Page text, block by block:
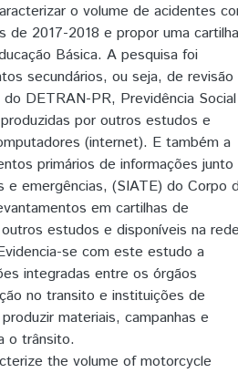
o volume de acidentes
de 2017-2018 e propor uma cartilha
Básica. A pesquisa foi
secundários, ou seja, de revisão
DETRAN-PR, Previdência
por outros estudos e
(internet). E também a
primários de informações junto
emergências, (SIATE) do Corpo
em cartilhas de
estudos e disponíveis na rede
se com este estudo a
integradas entre os órgãos
no transito e instituições de
materiais, campanhas e
o trânsito.
the volume of motorcycle